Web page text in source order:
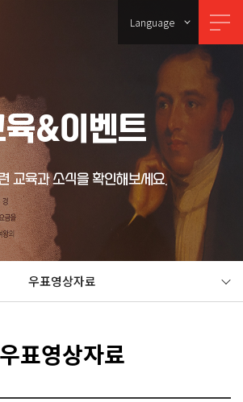
Language
&이벤트
교육과 소식을 확인해보세요.
우표영상자료
우표영상자료